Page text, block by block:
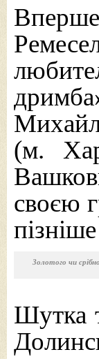
(м.
своєю
Золотого чи
Шутка